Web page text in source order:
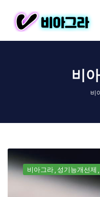
비
비
비아그라 성기능개선제